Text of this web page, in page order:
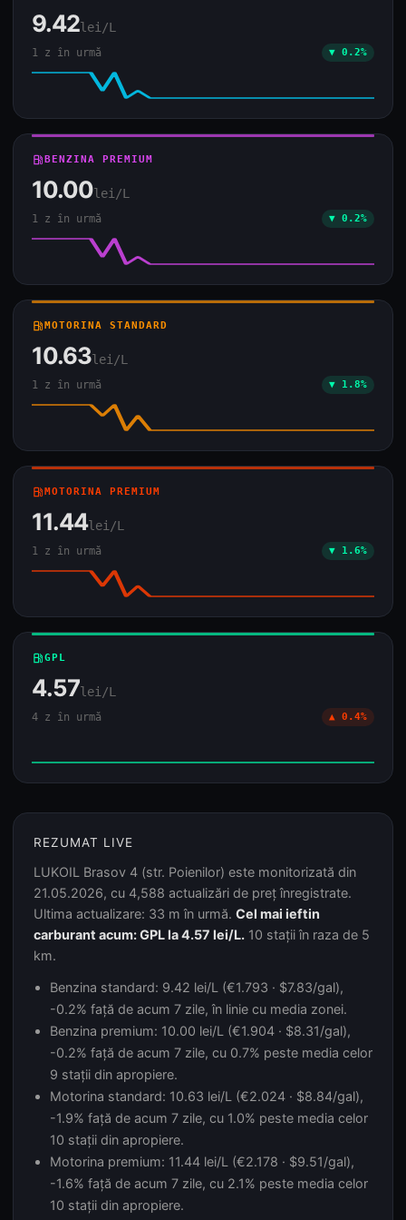
9.42lei/L
1 z în urmă ▼ 0.2%
local_gas_stationBENZINA PREMIUM
10.00lei/L
1 z în urmă ▼ 0.2%
local_gas_stationMOTORINA STANDARD
10.63lei/L
1 z în urmă ▼ 1.8%
local_gas_stationMOTORINA PREMIUM
11.44lei/L
1 z în urmă ▼ 1.6%
local_gas_stationGPL
4.57lei/L
4 z în urmă ▲ 0.4%
REZUMAT LIVE
LUKOIL Brasov 4 (str. Poienilor) este monitorizată din
21.05.2026, cu 4,588 actualizări de preț înregistrate.
Ultima actualizare: 33 m în urmă. Cel mai ieftin
carburant acum: GPL la 4.57 lei/L. 10 stații în raza de 5
km.
Benzina standard: 9.42 lei/L (€1.793 · $7.83/gal),
-0.2% față de acum 7 zile, în linie cu media zonei.
Benzina premium: 10.00 lei/L (€1.904 · $8.31/gal),
-0.2% față de acum 7 zile, cu 0.7% peste media celor
9 stații din apropiere.
Motorina standard: 10.63 lei/L (€2.024 · $8.84/gal),
-1.9% față de acum 7 zile, cu 1.0% peste media celor
10 stații din apropiere.
Motorina premium: 11.44 lei/L (€2.178 · $9.51/gal),
-1.6% față de acum 7 zile, cu 2.1% peste media celor
10 stații din apropiere.